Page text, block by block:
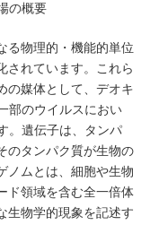
の概要
る物理的・機能的単位
されています。これら
の媒体として、デオキ
部のウイルスにおい
。遺伝子は、タンパ
のタンパク質が生物の
ノムとは、細胞や生物
ド領域を含む全一倍体
生物学的現象を記述す